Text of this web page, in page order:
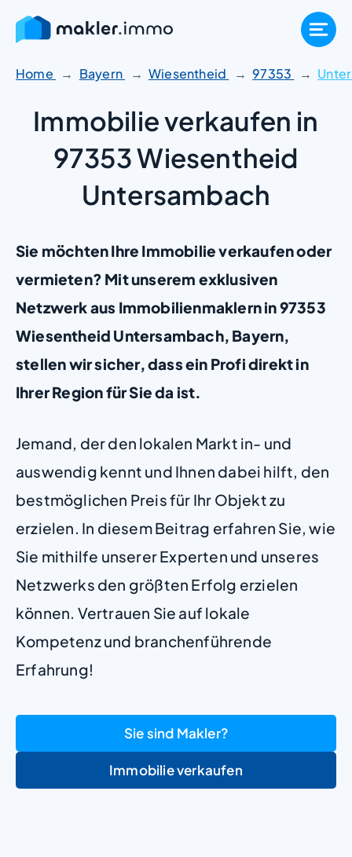
Zum
Inhalt
springen
Home Bayern Wiesentheid 97353
Immobilie verkaufen in
97353 Wiesentheid
Untersambach
Sie möchten Ihre Immobilie verkaufen oder
vermieten? Mit unserem exklusiven
Netzwerk aus Immobilienmaklern in 97353
Wiesentheid Untersambach, Bayern,
stellen wir sicher, dass ein Profi direkt in
Ihrer Region für Sie da ist.
Jemand, der den lokalen Markt in- und
auswendig kennt und Ihnen dabei hilft, den
bestmöglichen Preis für Ihr Objekt zu
erzielen. In diesem Beitrag erfahren Sie, wie
Sie mithilfe unserer Experten und unseres
Netzwerks den größten Erfolg erzielen
können. Vertrauen Sie auf lokale
Kompetenz und branchenführende
Erfahrung!
Sie sind Makler?
Immobilie verkaufen